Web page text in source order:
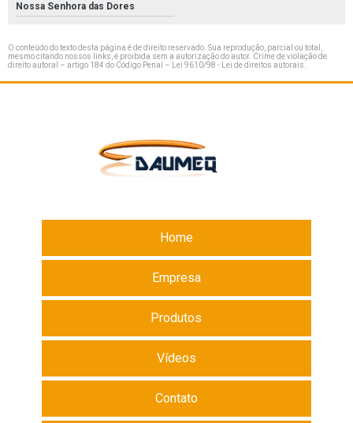
Nossa Senhora das Dores
O conteúdo do texto desta página é de direito reservado. Sua reprodução, parcial ou total,
mesmo citando nossos links, é proibida sem a autorização do autor. Crime de violação de
direito autoral – artigo 184 do Código Penal – Lei 9610/98 - Lei de direitos autorais.
Home
Empresa
Produtos
Vídeos
Contato